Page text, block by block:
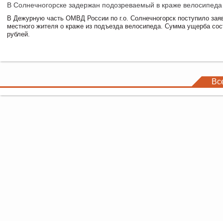
В Солнечногорске задержан подозреваемый в краже велосипеда
В Дежурную часть ОМВД России по г.о. Солнечногорск поступило
местного жителя о краже из подъезда велосипеда. Сумма ущерба
рублей.